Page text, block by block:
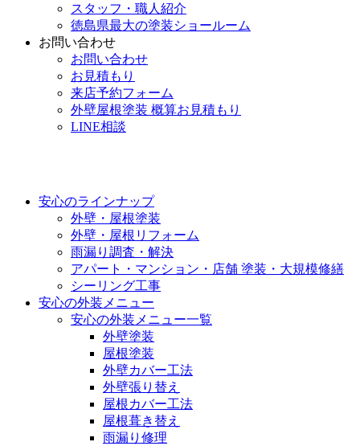
スタッフ・職人紹介
徳島県最大の塗装ショールーム
お問い合わせ
お問い合わせ
お見積もり
来店予約フォーム
外壁屋根塗装 概算お見積もり
LINE相談
安心のラインナップ
外壁・屋根塗装
外壁・屋根リフォーム
雨漏り調査・解決
アパート・マンション・店舗 塗装・大規模修繕
シーリング工事
安心の外装メニュー
安心の外装メニュー一覧
外壁塗装
屋根塗装
外壁カバー工法
外壁張り替え
屋根カバー工法
屋根葺き替え
雨漏り修理